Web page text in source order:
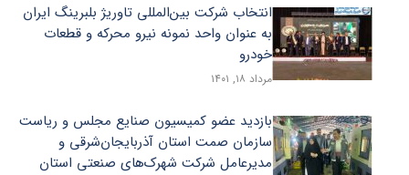
انتخاب شرکت بین‌المللی تاوریژ بلبرینگ ایران
به عنوان واحد نمونه نیرو محرکه و قطعات
خودرو
مرداد ۱۸, ۱۴۰۱
بازدید عضو کمیسیون صنایع مجلس و ریاست
سازمان صمت استان آذربایجان‌شرقی و
مدیرعامل شرکت شهرک‌های صنعتی استان